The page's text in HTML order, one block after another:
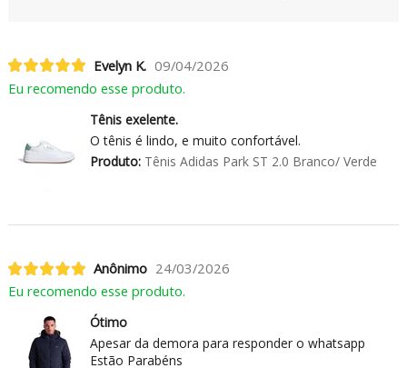
Evelyn K. 09/04/2026
Eu recomendo esse produto.
Tênis exelente.
O tênis é lindo, e muito confortável.
Produto:Tênis Adidas Park ST 2.0 Branco/ Verde
Anônimo 24/03/2026
Eu recomendo esse produto.
Ótimo
Apesar da demora para responder o whatsapp
Estão Parabéns